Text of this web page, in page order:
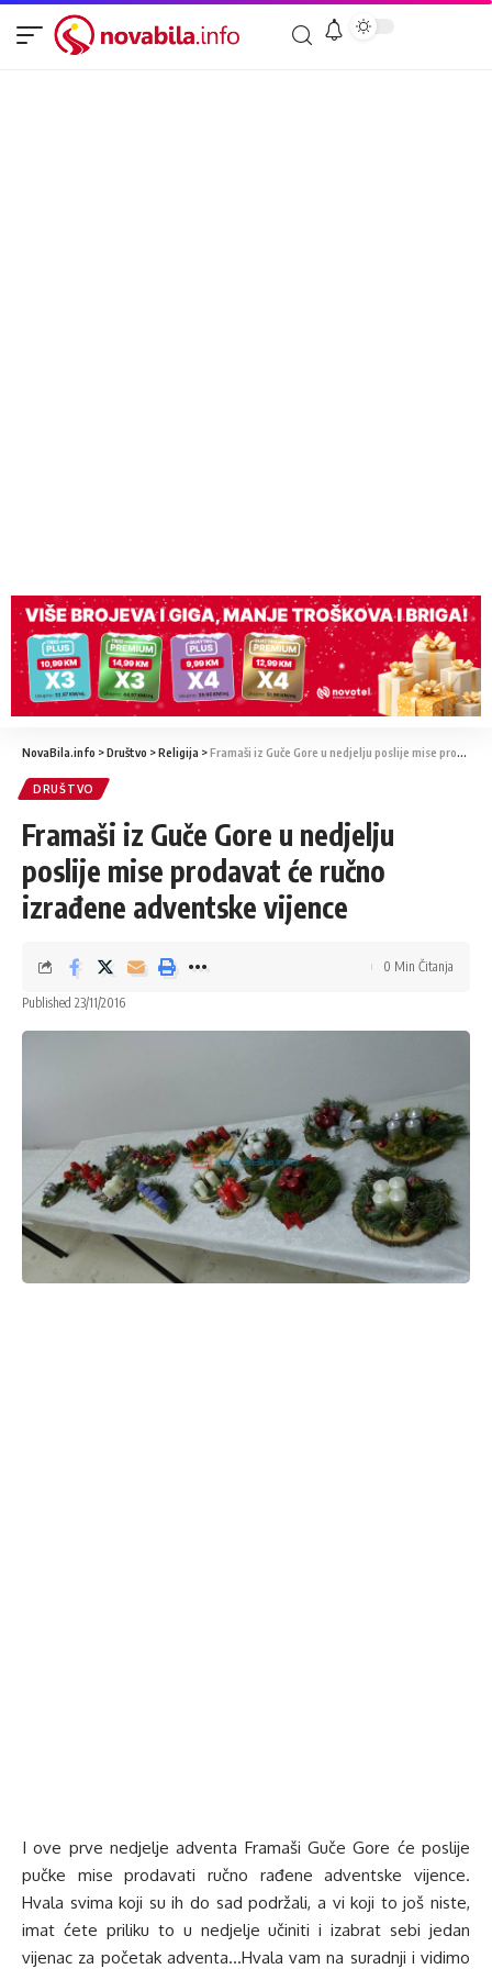
NovaBila.info >Društvo >Religija >Framaši iz Guče Gore u nedjelju poslije mise prodavat će ručno izrađene adventske vijence
DRUŠTVO
Framaši iz Guče Gore u nedjelju
poslije mise prodavat će ručno
izrađene adventske vijence
Published 23/11/2016
0 Min Čitanja
I ove prve nedjelje adventa Framaši Guče Gore će poslije
pučke mise prodavati ručno rađene adventske vijence.
Hvala svima koji su ih do sad podržali, a vi koji to još niste,
imat ćete priliku to u nedjelje učiniti i izabrat sebi jedan
vijenac za početak adventa…Hvala vam na suradnji i vidimo